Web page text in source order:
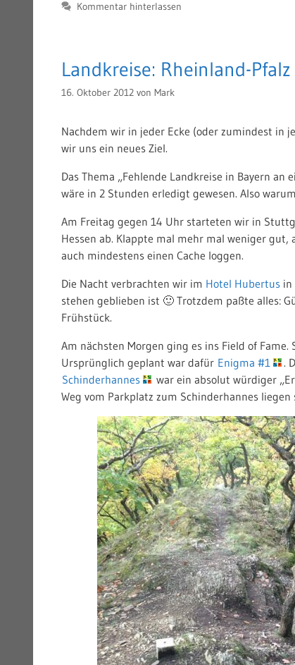
Kommentar hinterlassen
Landkreise: Rheinland-
16. Oktober 2012 von Mark
Nachdem wir in jeder Ecke (oder zumindest in
wir uns ein neues Ziel.
Das Thema „Fehlende Landkreise in Bayern
wäre in 2 Stunden erledigt gewesen. Also
Am Freitag gegen 14 Uhr starteten wir in
Hessen ab. Klappte mal mehr mal weniger
auch mindestens einen Cache loggen.
Die Nacht verbrachten wir im Hotel Hubertus in
stehen geblieben ist 🙂 Trotzdem paßte alles:
Frühstück.
Am nächsten Morgen ging es ins Field of
Ursprünglich geplant war dafür Enigma #1
.
Schinderhannes
war ein absolut würdiger
Weg vom Parkplatz zum Schinderhannes